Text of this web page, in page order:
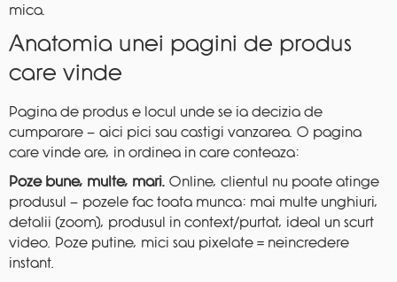
mica.
Anatomia unei pagini de produs
care vinde
Pagina de produs e locul unde se ia decizia de
cumparare — aici pici sau castigi vanzarea. O pagina
care vinde are, in ordinea in care conteaza:
Poze bune, multe, mari. Online, clientul nu poate atinge
produsul — pozele fac toata munca: mai multe unghiuri,
detalii (zoom), produsul in context/purtat, ideal un scurt
video. Poze putine, mici sau pixelate = neincredere
instant.